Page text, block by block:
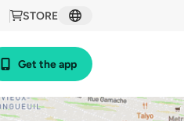
STORE
Get the app